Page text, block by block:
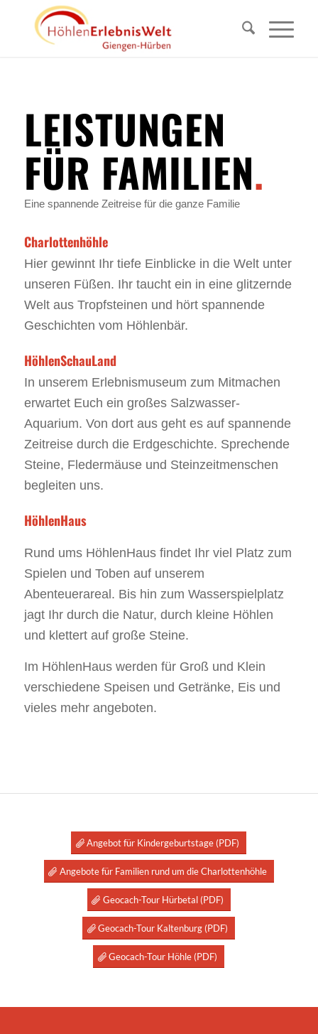
LEISTUNGEN
FÜR FAMILIEN.
Eine spannende Zeitreise für die ganze Familie
Charlottenhöhle
Hier gewinnt Ihr tiefe Einblicke in die Welt unter
unseren Füßen. Ihr taucht ein in eine glitzernde
Welt aus Tropfsteinen und hört spannende
Geschichten vom Höhlenbär.
HöhlenSchauLand
In unserem Erlebnismuseum zum Mitmachen
erwartet Euch ein großes Salzwasser-
Aquarium. Von dort aus geht es auf spannende
Zeitreise durch die Erdgeschichte. Sprechende
Steine, Fledermäuse und Steinzeitmenschen
begleiten uns.
HöhlenHaus
Rund ums HöhlenHaus findet Ihr viel Platz zum
Spielen und Toben auf unserem
Abenteuerareal. Bis hin zum Wasserspielplatz
jagt Ihr durch die Natur, durch kleine Höhlen
und klettert auf große Steine.
Im HöhlenHaus werden für Groß und Klein
verschiedene Speisen und Getränke, Eis und
vieles mehr angeboten.
Angebot für Kindergeburtstage (PDF)
Angebote für Familien rund um die Charlottenhöhle
Geocach-Tour Hürbetal (PDF)
Geocach-Tour Kaltenburg (PDF)
Geocach-Tour Höhle (PDF)